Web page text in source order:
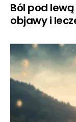
Ból pod
objawy i